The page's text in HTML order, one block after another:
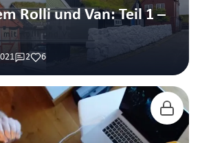
Rolli und Van: Teil 1 –
2 6